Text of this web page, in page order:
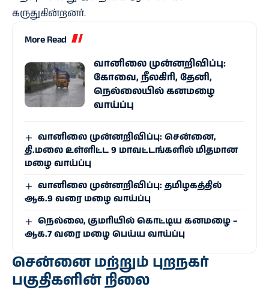
கருதுகின்றனர்.
More Read
வானிலை முன்னறிவிப்பு:
கோவை, நீலகிரி, தேனி,
நெல்லையில் கனமழை
வாய்ப்பு
வானிலை முன்னறிவிப்பு: சென்னை,
தி.மலை உள்ளிட்ட 9 மாவட்டங்களில் மிதமான
மழை வாய்ப்பு
வானிலை முன்னறிவிப்பு: தமிழகத்தில்
ஆக.9 வரை மழை வாய்ப்பு
நெல்லை, குமரியில் கொட்டிய கனமழை –
ஆக.7 வரை மழை பெய்ய வாய்ப்பு
சென்னை மற்றும் புறநகர்
பகுதிகளின் நிலை